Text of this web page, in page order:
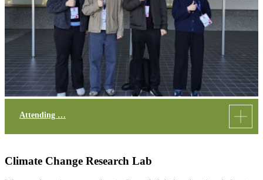
Attending …
Climate Change Research Lab